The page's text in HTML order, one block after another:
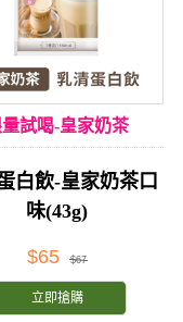
量試喝-皇家奶茶
白飲-皇家奶茶口
味(43g)
$65 $67
立即搶購